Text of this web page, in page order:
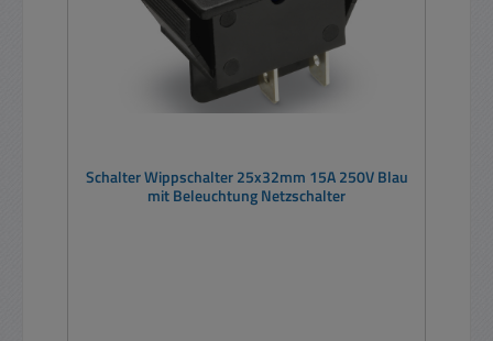
Schalter Wippschalter 25x32mm 15A 250V Blau
mit Beleuchtung Netzschalter